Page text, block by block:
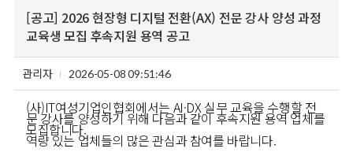
[공고] 2026 현장형 디지털 전환(AX) 전문 강사 양성 과정
교육생 모집 후속지원 용역 공고
관리자 2026-05-08 09:51:46
(사)IT여성기업인협회에서는 AI·DX 실무 교육을 수행할 전
문 강사를 양성하기 위해 다음과 같이 후속지원 용역 업체를
모집합니다.
역량 있는 업체들의 많은 관심과 참여를 바랍니다.